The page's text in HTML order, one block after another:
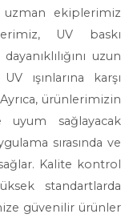
ekiplerimiz
UV baskı
uzun
ışınlarına karşı
ürünlerimizin
uyum sağlayacak
sırasında ve
Kalite kontrol
standartlarda
güvenilir ürünler